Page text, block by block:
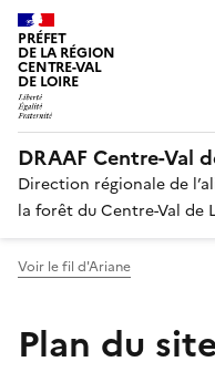
PRÉFET
DE LA RÉGION
CENTRE-VAL
DE LOIRE
DRAAF Centre-Val
Direction régionale de
la forêt du Centre-Val de
Voir le fil d'Ariane
Plan du site